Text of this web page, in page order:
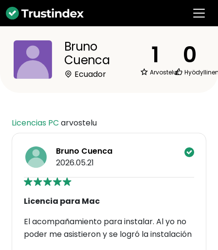
Bruno
Cuenca
Ecuador
1
Arvostelut
0
Licencias PC arvostelu
Bruno Cuenca
2026.05.21
Licencia para Mac
El acompañamiento para instalar. Al yo no
poder me asistieron y se logró la instalación